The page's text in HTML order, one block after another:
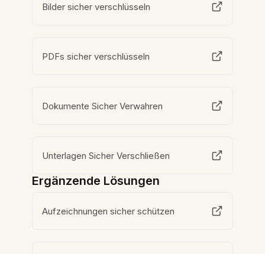
Bilder sicher verschlüsseln
PDFs sicher verschlüsseln
Dokumente Sicher Verwahren
Unterlagen Sicher Verschließen
Ergänzende Lösungen
Aufzeichnungen sicher schützen